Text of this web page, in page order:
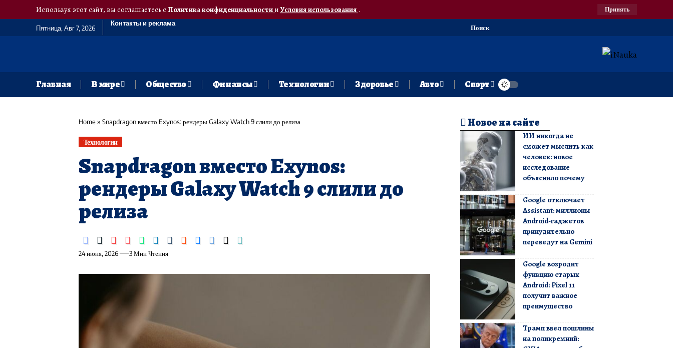
Используя этот сайт, вы соглашаетесь сПолитика конфиденциальностии Условия использования. Принять
Пятница, Авг 7, 2026
Контакты и реклама
Поиск
Главная В мире Общество Финансы Технологии Здоровье Авто Спорт
Home» Snapdragon вместо Exynos: рендеры Galaxy Watch 9 слили до релиза
Технологии
Snapdragon вместо Exynos:
рендеры Galaxy Watch 9 слили до
релиза
24 июня, 2026 3 Мин Чтения
Новое на сайте
ИИ никогда не
сможет мыслить как
человек: новое
исследование
объяснило почему
Google отключает
Assistant: миллионы
Android-гаджетов
принудительно
переведут на Gemini
Google возродит
функцию старых
Android: Pixel 11
получит важное
преимущество
Трамп ввел пошлины
на поликремний: